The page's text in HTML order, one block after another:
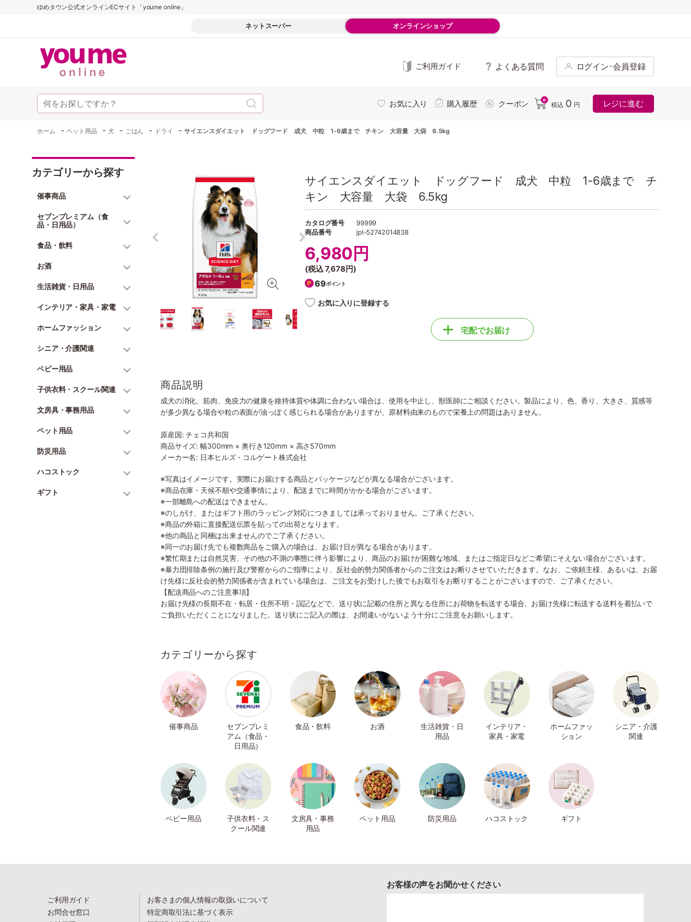
ゆめタウン公式オンラインECサイト「youme online」
ネットスーパー オンラインショップ
ご利用ガイド よくある質問 ログイン･会員登録
お気に入り 購入履歴 クーポン 0
税込 0 円 レジに進む
ホーム -ペット用品 -犬 - ごはん - ドライ -サイエンスダイエット ドッグフード 成犬 中粒 1-6歳まで チキン 大容量 大袋 6.5kg
カテゴリーから探す
催事商品
セブンプレミアム（食
品・日用品）
食品・飲料
お酒
生活雑貨・日用品
インテリア・家具・家電
ホームファッション
シニア・介護関連
ベビー用品
子供衣料・スクール関連
文房具・事務用品
ペット用品
防災用品
ハコストック
ギフト
サイエンスダイエット ドッグフード 成犬 中粒 1-6歳まで チ
キン 大容量 大袋 6.5kg
カタログ番号
99999
商品番号
jpl-52742014838
6,980円
(税込7,678円)
69ポイント
お気に入りに登録する
宅配でお届け
商品説明
成犬の消化、筋肉、免疫力の健康を維持体質や体調に合わない場合は、使用を中止し、獣医師にご相談ください。製品により、色、香り、大きさ、質感等
が多少異なる場合や粒の表面が油っぽく感じられる場合がありますが、原材料由来のもので栄養上の問題はありません。
原産国: チェコ共和国
商品サイズ: 幅300mm × 奥行き120mm × 高さ570mm
メーカー名: 日本ヒルズ・コルゲート株式会社
※写真はイメージです。実際にお届けする商品とパッケージなどが異なる場合がございます。
※商品在庫・天候不順や交通事情により、配送までに時間がかかる場合がございます。
※一部離島への配送はできません。
※のしがけ、またはギフト用のラッピング対応につきましては承っておりません。ご了承ください。
※商品の外箱に直接配送伝票を貼っての出荷となります。
※他の商品と同梱は出来ませんのでご了承ください。
※同一のお届け先でも複数商品をご購入の場合は、お届け日が異なる場合があります。
※繁忙期または自然災害、その他の不測の事態に伴う影響により、商品のお届けが困難な地域、またはご指定日などご希望にそえない場合がございます。
※暴力団排除条例の施行及び警察からのご指導により、反社会的勢力関係者からのご注文はお断りさせていただきます。なお、ご依頼主様、あるいは、お届
け先様に反社会的勢力関係者が含まれている場合は、ご注文をお受けした後でもお取引をお断りすることがございますので、ご了承ください。
【配送商品へのご注意事項】
お届け先様の長期不在・転居・住所不明・誤記などで、送り状に記載の住所と異なる住所にお荷物を転送する場合、お届け先様に転送する送料を着払いで
ご負担いただくことになりました。送り状にご記入の際は、お間違いがないよう十分にご注意をお願いします。
カテゴリーから探す
催事商品
セブンプレミ
アム（食品・
日用品）
食品・飲料 お酒
生活雑貨・日
用品
インテリア・
家具・家電
ホームファッ
ション
シニア・介護
関連
ベビー用品
子供衣料・ス
クール関連
文房具・事務
用品
ペット用品 防災用品 ハコストック ギフト
ご利用ガイド
お問合せ窓口
お客さまの個人情報の取扱いについて
特定商取引法に基づく表示
お客様の声をお聞かせください